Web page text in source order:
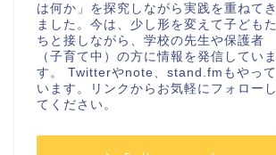
は何か」を探究しながら実践を重ねてき
ました。今は、少し形を変えて子どもた
ちと接しながら、学校の先生や保護者
（子育て中）の方に情報を発信していま
す。 Twitterやnote、stand.fmもやって
います。リンクからお気軽にフォローし
てください。